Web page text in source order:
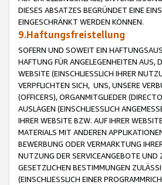
DIESES ABSATZES BEGRÜNDET EINE
EINGESCHRÄNKT WERDEN KÖNNEN.
9.Haftungsfreistellung
SOFERN UND SOWEIT EIN
HAFTUNG FÜR ANGELEGENHEITEN AUS,
WEBSITE (EINSCHLIESSLICH IHRER
VERPFLICHTEN SICH, UNS, UNSERE
(OFFICERS), ORGANMITGLIEDER
AUSLAGEN (EINSCHLIESSLICH
IHRER WEBSITE BZW. AUF IHRER
MATERIALS MIT ANDEREN
BEWERBUNG ODER VERMARKTUNG
NUTZUNG DER SERVICEANGEBOTE UND
GESETZLICHEN BESTIMMUNGEN
(EINSCHLIESSLICH EINER